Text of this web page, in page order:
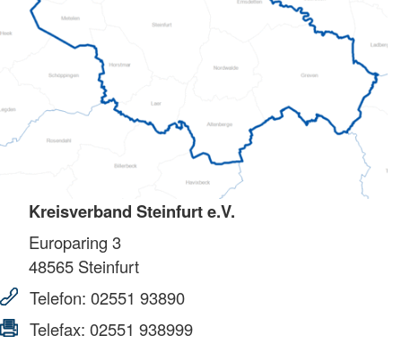
Kreisverband Steinfurt e.V.
Europaring 3
48565 Steinfurt
Telefon: 02551 93890
Telefax: 02551 938999